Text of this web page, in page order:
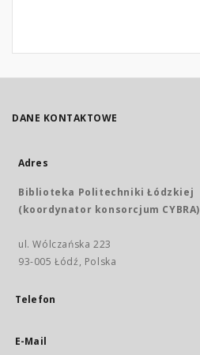
DANE KONTAKTOWE
Adres
Biblioteka Politechniki Łódzkiej
(koordynator konsorcjum CYBRA)
ul. Wólczańska 223
93-005 Łódź, Polska
Telefon
E-Mail